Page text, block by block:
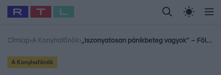
Legfrissebb RTL Híradó Randi Celeb vagyok,
Babits Marcella Most Wanted Gallusz
Címlap›A Konyhafőnök› „Iszonyatosan pánikbeteg vagyok” – Földi Lacinak sokat segített A Konyhafőnök
A Konyhafőnök